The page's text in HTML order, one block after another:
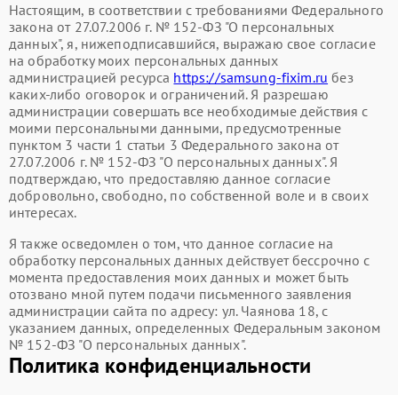
Настоящим, в соответствии с требованиями Федерального
закона от 27.07.2006 г. № 152-ФЗ "О персональных
данных", я, нижеподписавшийся, выражаю свое согласие
на обработку моих персональных данных
администрацией ресурса https://samsung-fixim.ru без
каких-либо оговорок и ограничений. Я разрешаю
администрации совершать все необходимые действия с
моими персональными данными, предусмотренные
пунктом 3 части 1 статьи 3 Федерального закона от
27.07.2006 г. № 152-ФЗ "О персональных данных". Я
подтверждаю, что предоставляю данное согласие
добровольно, свободно, по собственной воле и в своих
интересах.
Я также осведомлен о том, что данное согласие на
обработку персональных данных действует бессрочно с
момента предоставления моих данных и может быть
отозвано мной путем подачи письменного заявления
администрации сайта по адресу: ул. Чаянова 18, с
указанием данных, определенных Федеральным законом
№ 152-ФЗ "О персональных данных".
Политика конфиденциальности